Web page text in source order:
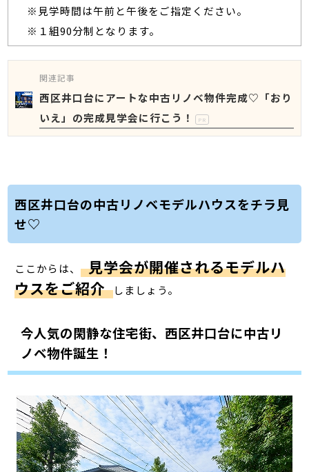
※見学時間は午前と午後をご指定ください。
※１組90分制となります。
関連記事
西区井口台にアートな中古リノベ物件完成♡「おり
いえ」の完成見学会に行こう！
PR
西区井口台の中古リノベモデルハウスをチラ見
せ♡
ここからは、 見学会が開催されるモデルハ
ウスをご紹介 しましょう。
今人気の閑静な住宅街、西区井口台に中古リ
ノベ物件誕生！